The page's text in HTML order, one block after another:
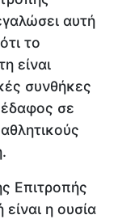
αυτή
το
είναι
συνθήκες
σε
Επιτροπής
η ουσία